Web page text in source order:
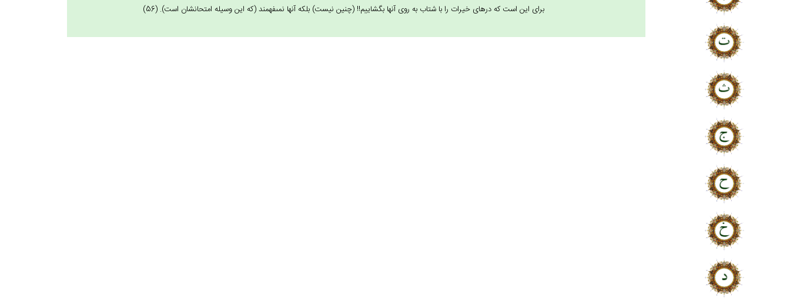
براى اين است كه درهاى خيرات را با شتاب به روى آنها بگشاييم!! (چنين نيست) بلكه آنها نمى‏فهمند (كه اين وسيله امتحانشان است). (56)